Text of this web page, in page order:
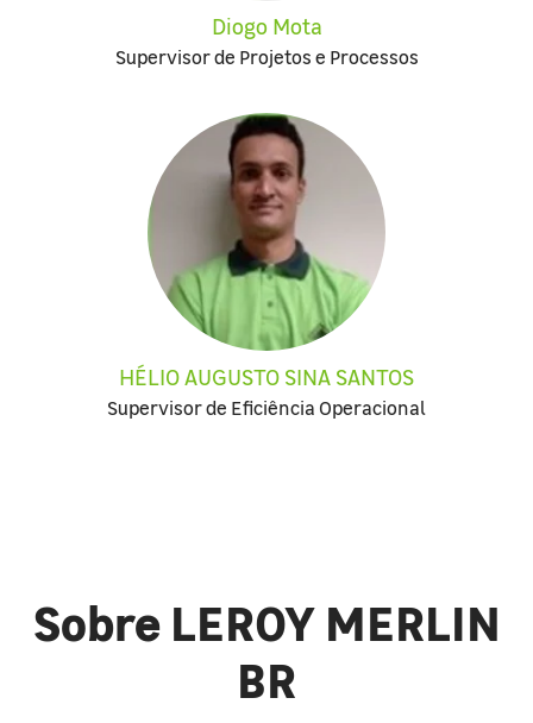
Diogo Mota
Supervisor de Projetos e Processos
HÉLIO AUGUSTO SINA SANTOS
Supervisor de Eficiência Operacional
Sobre LEROY MERLIN
BR